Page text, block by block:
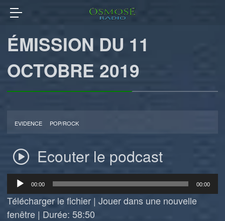
ÉMISSION DU 11
OCTOBRE 2019
EVIDENCE POP/ROCK
Ecouter le podcast
Lecteur
audio
00:00 00:00
Télécharger le fichier |Jouer dans une nouvelle
fenêtre | Durée: 58:50